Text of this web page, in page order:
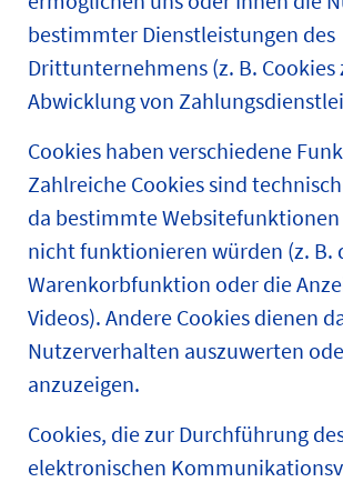
bestimmter Dienstleistungen des
Drittunternehmens (z. B. Cookies
Abwicklung von
Cookies haben verschiedene
Zahlreiche Cookies sind
da bestimmte Websitefunktionen
nicht funktionieren würden (z. B.
Warenkorbfunktion oder die
Videos). Andere Cookies dienen
Nutzerverhalten auszuwerten
anzuzeigen.
Cookies, die zur Durchführung
elektronischen